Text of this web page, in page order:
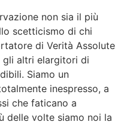
non sia il più
scetticismo di chi
di Verità Assolute
altri elargitori di
Siamo un
inespresso, a
che faticano a
delle volte siamo noi la